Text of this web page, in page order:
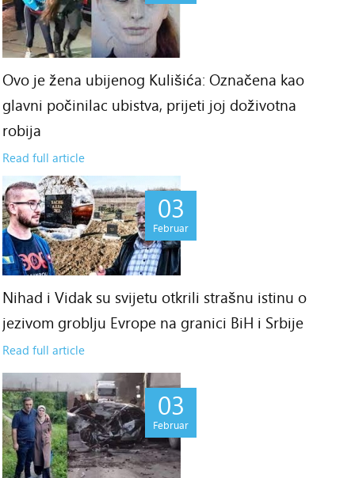
Ovo je žena ubijenog Kulišića: Označena kao
glavni počinilac ubistva, prijeti joj doživotna
robija
Read full article
03
Februar
Nihad i Vidak su svijetu otkrili strašnu istinu o
jezivom groblju Evrope na granici BiH i Srbije
Read full article
03
Februar